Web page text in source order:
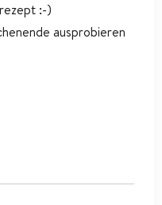
:-)
ausprobieren